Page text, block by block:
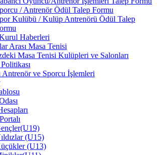
/ Antrenör Ödül Talep Formu
Kulübü / Kulüp Antrenörü Ödül Talep
Haberleri
Arası Masa Tenisi
Masa Tenisi Kulüpleri ve Salonları
Antrenör ve Sporcu İşlemleri
(U15)
(U13)